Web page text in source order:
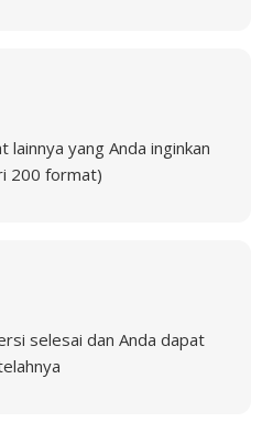
lainnya yang Anda inginkan
200 format)
selesai dan Anda dapat